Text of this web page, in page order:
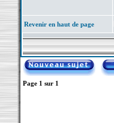
Revenir en haut de page
Page 1 sur 1